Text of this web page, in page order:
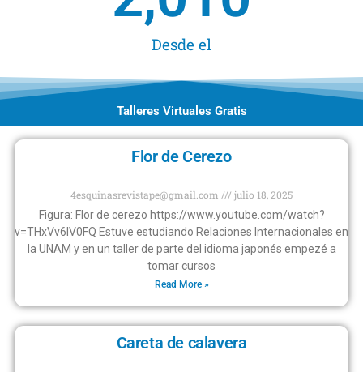
Desde el
Talleres Virtuales Gratis
Flor de Cerezo
4esquinasrevistape@gmail.com
julio 18, 2025
Figura: Flor de cerezo https://www.youtube.com/watch?
v=THxVv6IV0FQ Estuve estudiando Relaciones Internacionales en
la UNAM y en un taller de parte del idioma japonés empezé a
tomar cursos
Read More »
Careta de calavera